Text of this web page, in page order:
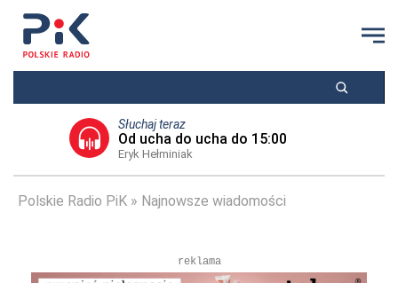
Słuchaj teraz
Od ucha do ucha do 15:00
Eryk Hełminiak
Polskie Radio PiK Najnowsze wiadomości
reklama